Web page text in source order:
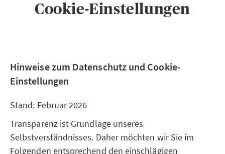
Cookie-Einstellungen
Hinweise zum Datenschutz und Cookie-
Einstellungen
Stand: Februar 2026
Transparenz ist Grundlage unseres
Selbstverständnisses. Daher möchten wir Sie im
Folgenden entsprechend den einschlägigen